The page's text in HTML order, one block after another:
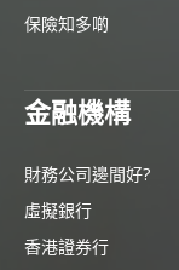
保險知多啲
金融機構
財務公司邊間好?
虛擬銀行
香港證券行